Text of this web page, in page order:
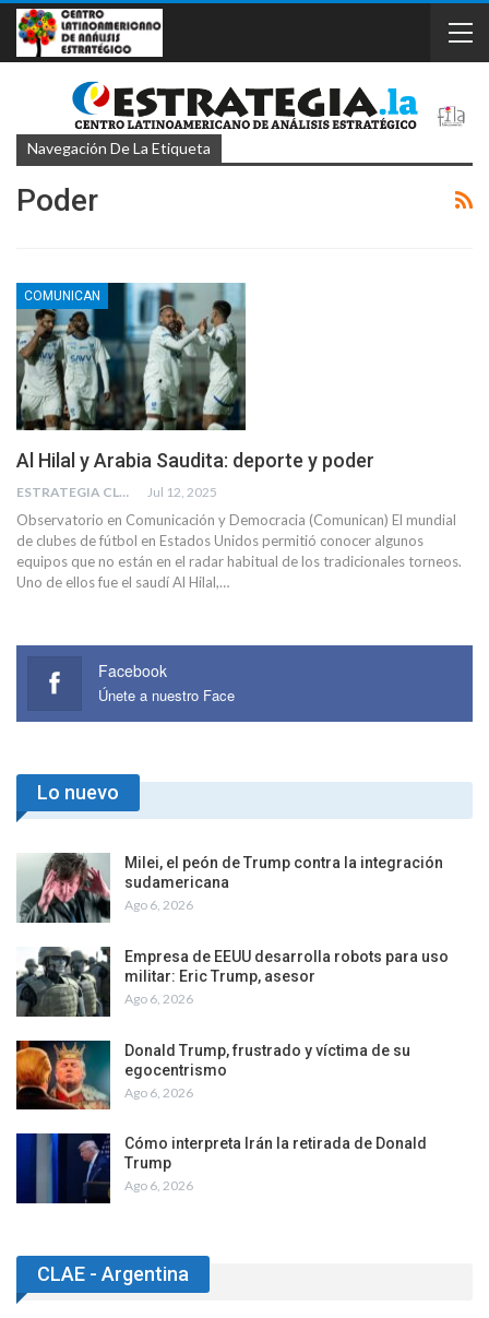
Navegación De La Etiqueta
Poder
COMUNICAN
Al Hilal y Arabia Saudita: deporte y poder
ESTRATEGIA CLAE Jul 12, 2025
Observatorio en Comunicación y Democracia (Comunican) El mundial
de clubes de fútbol en Estados Unidos permitió conocer algunos
equipos que no están en el radar habitual de los tradicionales torneos.
Uno de ellos fue el saudí Al Hilal,…
Facebook
Únete a nuestro Face
Lo nuevo
Milei, el peón de Trump contra la integración
sudamericana
Ago 6, 2026
Empresa de EEUU desarrolla robots para uso
militar: Eric Trump, asesor
Ago 6, 2026
Donald Trump, frustrado y víctima de su
egocentrismo
Ago 6, 2026
Cómo interpreta Irán la retirada de Donald
Trump
Ago 6, 2026
CLAE - Argentina